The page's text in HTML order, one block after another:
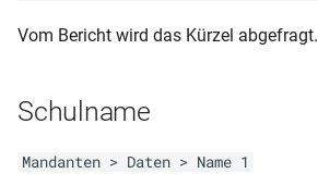
2 seitig - dynamisch 2012)
seitig - dynamisch 2012)
Bildungsgängen)
und Geburtsdatum)
Schülerliste (mit Betrieben)
Vom Bericht wird das Kürzel abgefragt.
Schulname
Mandanten > Daten > Name 1